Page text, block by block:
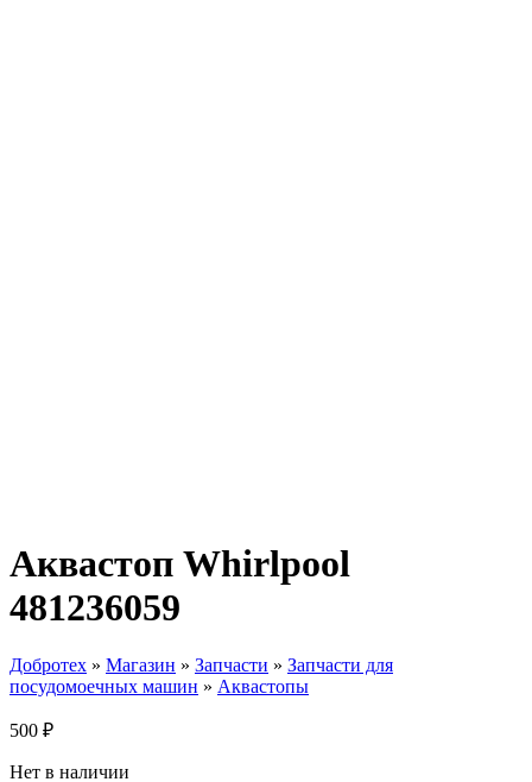
Аквастоп Whirlpool
481236059
Добротех » Магазин » Запчасти » Запчасти для
посудомоечных машин » Аквастопы
500 ₽
Нет в наличии